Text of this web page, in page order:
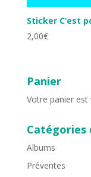
Sticker C’est
2,00€
Panier
Votre panier est
Catégories
Albums
Préventes